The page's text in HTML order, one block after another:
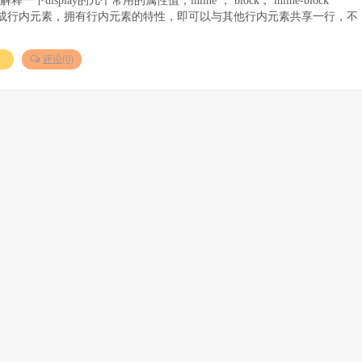
行内元素，拥有行内元素的特性，即可以与其他行内元素共享一行，不
评论(0)